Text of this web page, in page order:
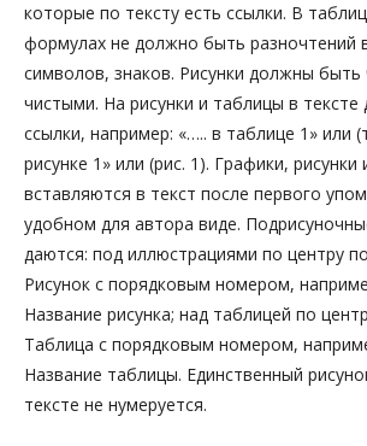
которые по тексту есть ссылки. В
формулах не должно быть разночтений
символов, знаков. Рисунки должны быть
чистыми. На рисунки и таблицы в
ссылки, например: «….. в таблице 1» или
рисунке 1» или (рис. 1). Графики,
вставляются в текст после первого
удобном для автора виде.
даются: под иллюстрациями по центру
Рисунок с порядковым номером,
Название рисунка; над таблицей по
Таблица с порядковым номером,
Название таблицы. Единственный
тексте не нумеруется.